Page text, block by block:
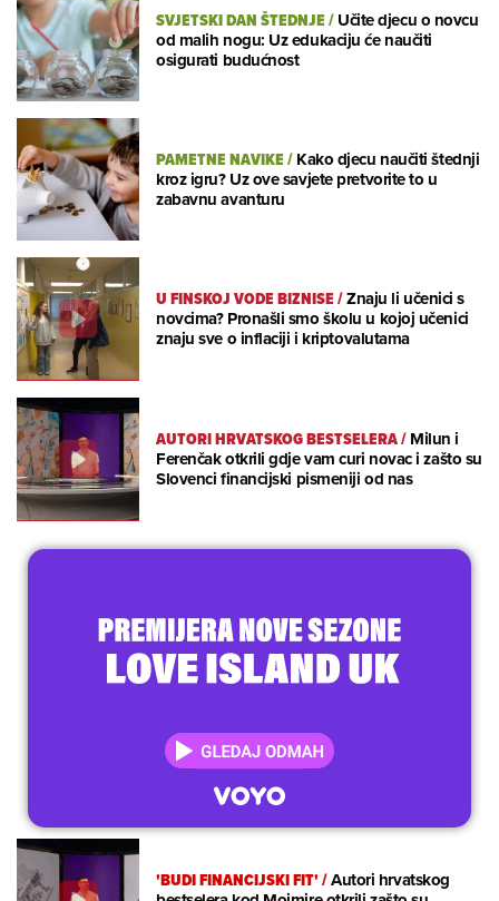
SVJETSKI DAN ŠTEDNJE/Učite djecu o novcu
od malih nogu: Uz edukaciju će naučiti
osigurati budućnost
PAMETNE NAVIKE/Kako djecu naučiti štednji
kroz igru? Uz ove savjete pretvorite to u
zabavnu avanturu
U FINSKOJ VODE BIZNISE/Znaju li učenici s
novcima? Pronašli smo školu u kojoj učenici
znaju sve o inflaciji i kriptovalutama
AUTORI HRVATSKOG BESTSELERA/Milun i
Ferenčak otkrili gdje vam curi novac i zašto su
Slovenci financijski pismeniji od nas
'BUDI FINANCIJSKI FIT'/Autori hrvatskog